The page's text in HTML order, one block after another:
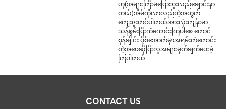
ဟု(အများကြီးမပြောဘူးလည်ချောင်းနာ
တယ်)အိမ်ကိုလာလည်တဲ့အတွက်
ကျေးဇူးတင်ပါတယ်အားလုံးကျန်းမာ
သန်စွမ်းပြီးကံကောင်းကြပါစေ တောင်
စုန်ချိုင်း ပို့စ်အောက်မှာအရမ်းကံကောင်း
တဲ့အဖေဆိုပြီးလူအများမှတ်ချက်ပေးခဲ့
ကြပါတယ် …
CONTACT US